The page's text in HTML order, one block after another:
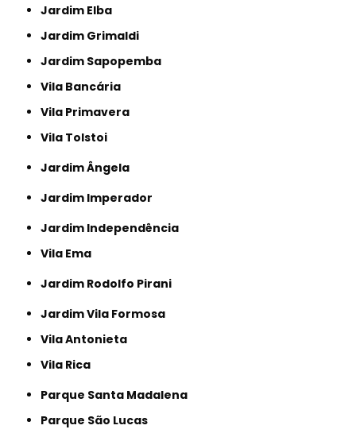
Jardim Elba
Jardim Grimaldi
Jardim Sapopemba
Vila Bancária
Vila Primavera
Vila Tolstoi
Jardim Ângela
Jardim Imperador
Jardim Independência
Vila Ema
Jardim Rodolfo Pirani
Jardim Vila Formosa
Vila Antonieta
Vila Rica
Parque Santa Madalena
Parque São Lucas